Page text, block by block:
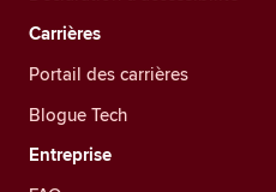
Carrières
Portail des carrières
Blogue Tech
Entreprise